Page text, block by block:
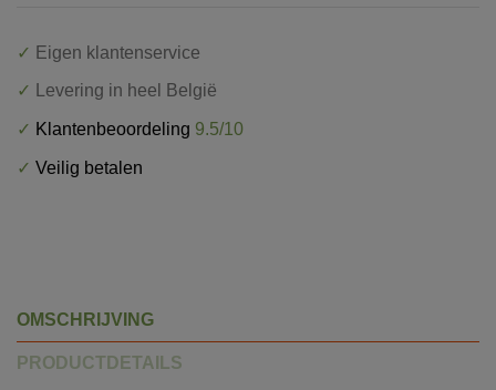
✓ Eigen klantenservice
✓ Levering in heel België
✓ Klantenbeoordeling 9.5/10
✓ Veilig betalen
OMSCHRIJVING
PRODUCTDETAILS